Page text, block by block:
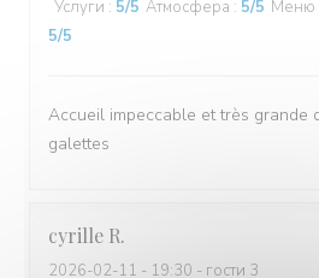
Услуги : 5/5 Атмосфера : 5/5 Меню
5/5
Accueil impeccable et très grande
galettes
cyrille R
2026-02-11 - 19:30 - гости 3